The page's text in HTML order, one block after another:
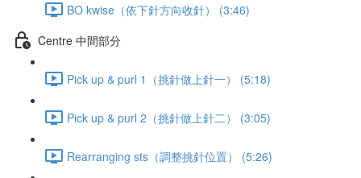
BO kwise（依下針方向收針） (3:46)
Centre 中間部分
Pick up & purl 1（挑針做上針一） (5:18)
Pick up & purl 2（挑針做上針二） (3:05)
Rearranging sts（調整挑針位置） (5:26)